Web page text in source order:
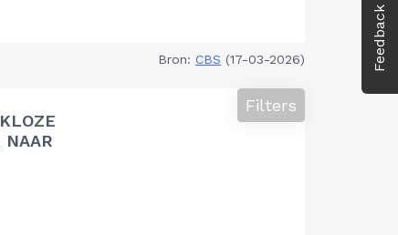
Feedback
Bron: CBS (17-03-2026)
NAAR
Filters